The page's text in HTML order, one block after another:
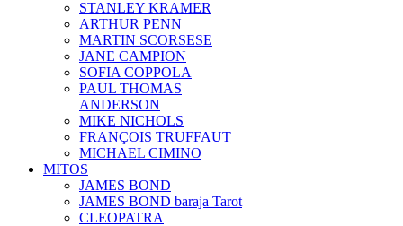
STANLEY KRAMER
ARTHUR PENN
MARTIN SCORSESE
JANE CAMPION
SOFIA COPPOLA
PAUL THOMAS
ANDERSON
MIKE NICHOLS
FRANÇOIS TRUFFAUT
MICHAEL CIMINO
MITOS
JAMES BOND
JAMES BOND baraja Tarot
CLEOPATRA